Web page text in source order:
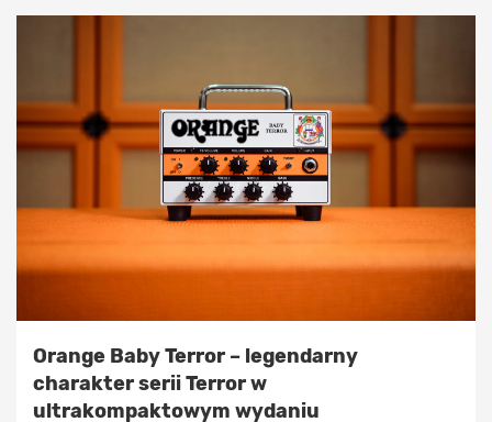
Orange Baby Terror – legendarny
charakter serii Terror w
ultrakompaktowym wydaniu